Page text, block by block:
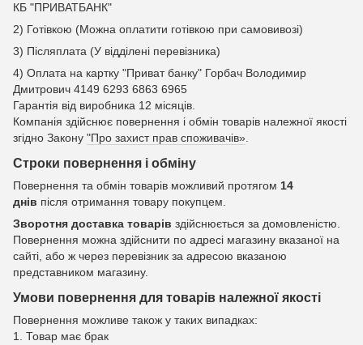
КБ "ПРИВАТБАНК"
2) Готівкою (Можна оплатити готівкою при самовивозі)
3) Післяплата (У відділені перевізника)
4) Оплата на картку "Приват банку" Горбач Володимир
Дмитрович 4149 6293 6863 6965
Гарантія від виробника 12 місяців.
Компанія здійснює повернення і обмін товарів належної якості
згідно Закону "Про захист прав споживачів»
Строки повернення і обміну
Повернення та обмін товарів можливий протягом 14
днів після отримання товару покупцем.
Зворотня доставка товарів здійснюється за домовленістю.
Повернення можна здійснити по адресі магазину вказаної на
сайті, або ж через перевізник за адресою вказаною
представником магазину.
Умови повернення для товарів належної якості
Повернення можливе також у таких випадках:
1. Товар має брак